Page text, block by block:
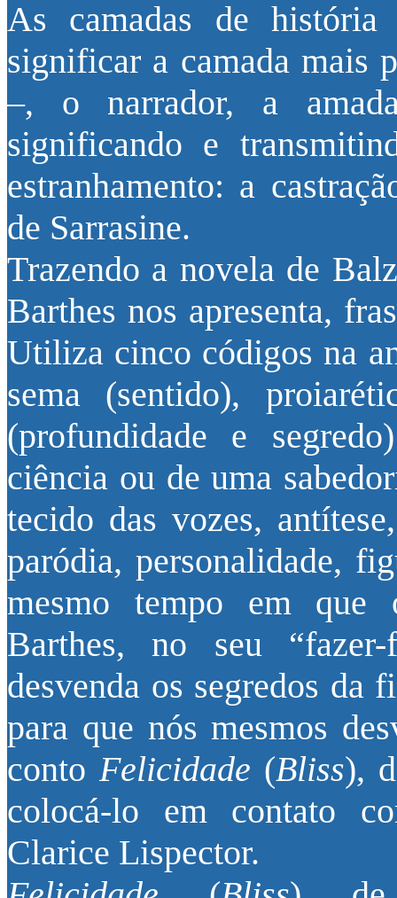
As camadas de
significar a camada mais
–, o narrador, a
significando e
estranhamento: a
de Sarrasine.
Trazendo a novela de
Barthes nos apresenta,
Utiliza cinco códigos na
sema (sentido),
(profundidade e
ciência ou de uma
tecido das vozes,
paródia, personalidade,
mesmo tempo em
Barthes, no seu
desvenda os segredos da
para que nós mesmos
contoFelicidade (Bliss),
colocá-lo em contato
Clarice Lispector.